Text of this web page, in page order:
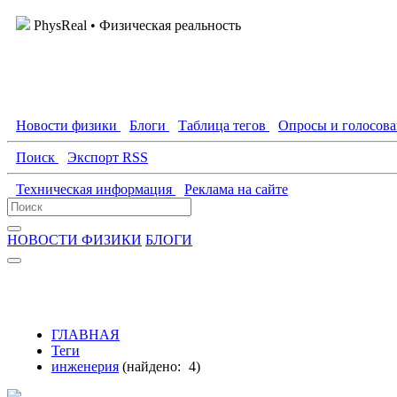
PhysReal • Физическая реальность
Новости физики Блоги Таблица тегов Опросы и
Поиск Экспорт RSS
Техническая информация Реклама на сайте
НОВОСТИ ФИЗИКИ БЛОГИ
ГЛАВНАЯ
Теги
инженерия (найдено: 4)